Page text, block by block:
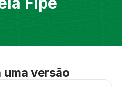
uma versão